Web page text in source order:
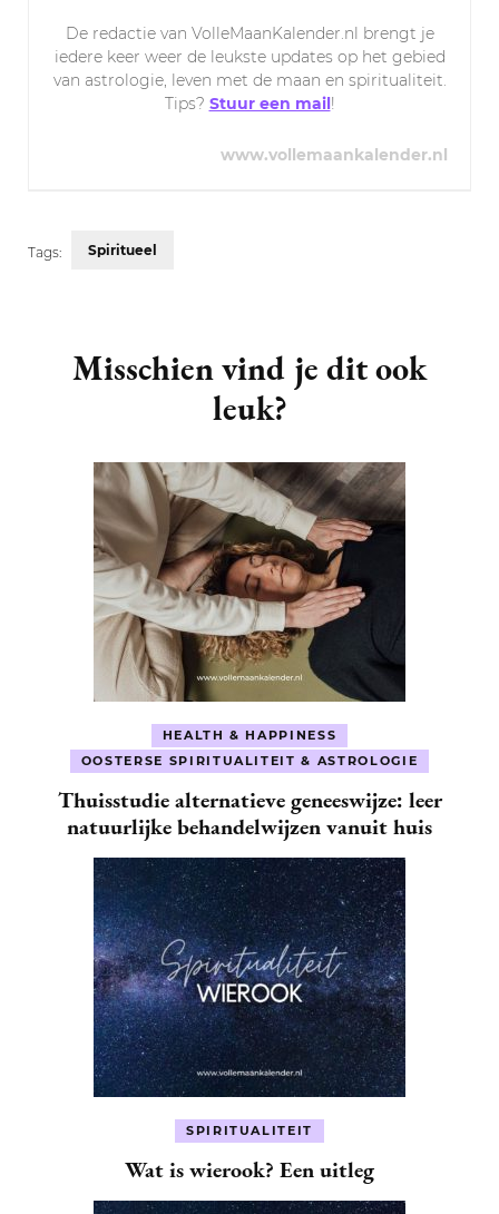
De redactie van VolleMaanKalender.nl brengt je
iedere keer weer de leukste updates op het gebied
van astrologie, leven met de maan en spiritualiteit.
Tips? Stuur een mail !
www.vollemaankalender.nl
Tags: Spiritueel
Navigation
Misschien vind je dit ook
leuk?
HEALTH & HAPPINESS
OOSTERSE SPIRITUALITEIT & ASTROLOGIE
Thuisstudie alternatieve geneeswijze: leer
natuurlijke behandelwijzen vanuit huis
SPIRITUALITEIT
Wat is wierook? Een uitleg